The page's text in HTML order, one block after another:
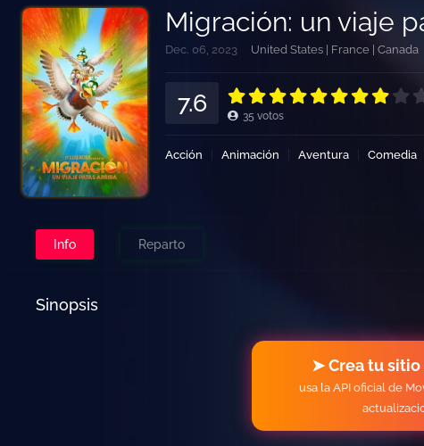
Migración: un viaje
Dec. 06, 2023 United States | France | Canada
7.6 35 votos
Acción Animación Aventura Comedia
Info Reparto
Sinopsis
➤ Crea tu
usa la API oficial de